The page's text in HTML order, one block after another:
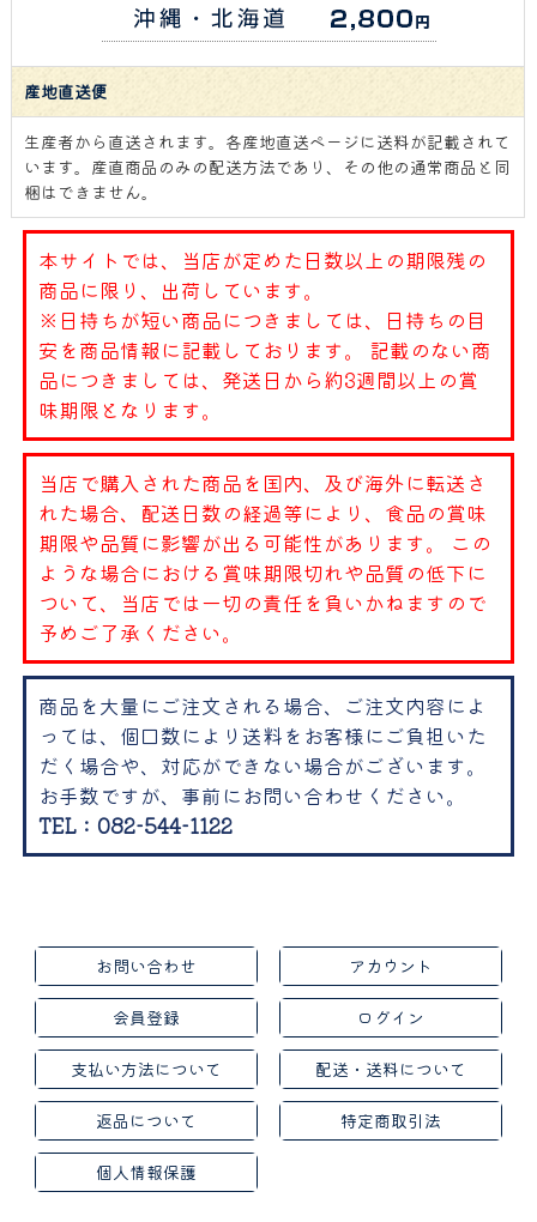
産地直送便
生産者から直送されます。各産地直送ページに送料が記載されて
います。産直商品のみの配送方法であり、その他の通常商品と同
梱はできません。
本サイトでは、当店が定めた日数以上の期限残の
商品に限り、出荷しています。
※日持ちが短い商品につきましては、日持ちの目
安を商品情報に記載しております。 記載のない商
品につきましては、発送日から約3週間以上の賞
味期限となります。
当店で購入された商品を国内、及び海外に転送さ
れた場合、配送日数の経過等により、食品の賞味
期限や品質に影響が出る可能性があります。 この
ような場合における賞味期限切れや品質の低下に
ついて、当店では一切の責任を負いかねますので
予めご了承ください。
商品を大量にご注文される場合、ご注文内容によ
っては、個口数により送料をお客様にご負担いた
だく場合や、対応ができない場合がございます。
お手数ですが、事前にお問い合わせください。
TEL：082-544-1122
お問い合わせ アカウント
会員登録 ログイン
支払い方法について 配送・送料について
返品について 特定商取引法
個人情報保護